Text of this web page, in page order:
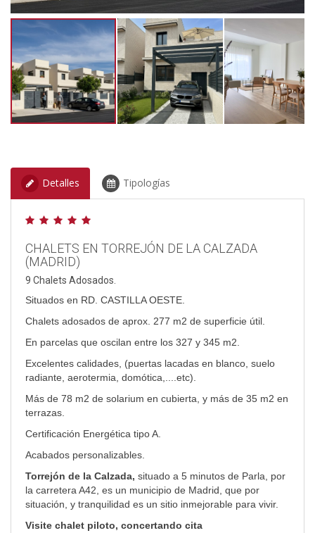
Detalles Tipologías
CHALETS EN TORREJÓN DE LA CALZADA
(MADRID)
9 Chalets Adosados.
Situados en RD. CASTILLA OESTE.
Chalets adosados de aprox. 277 m2 de superficie útil.
En parcelas que oscilan entre los 327 y 345 m2.
Excelentes calidades, (puertas lacadas en blanco, suelo
radiante, aerotermia, domótica,....etc).
Más de 78 m2 de solarium en cubierta, y más de 35 m2 en
terrazas.
Certificación Energética tipo A.
Acabados personalizables.
Torrejón de la Calzada, situado a 5 minutos de Parla, por
la carretera A42, es un municipio de Madrid, que por
situación, y tranquilidad es un sitio inmejorable para vivir.
Visite chalet piloto, concertando cita